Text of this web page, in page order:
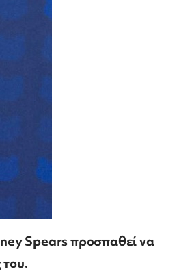
Spears προσπαθεί να